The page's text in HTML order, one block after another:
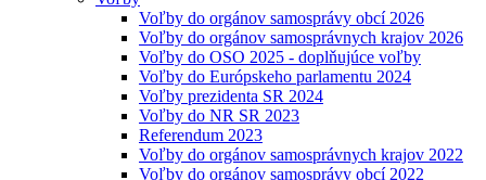
Voľby do orgánov samosprávy obcí 2026
Voľby do orgánov samosprávnych krajov 2026
Voľby do OSO 2025 - doplňujúce voľby
Voľby do Európskeho parlamentu 2024
Voľby prezidenta SR 2024
Voľby do NR SR 2023
Referendum 2023
Voľby do orgánov samosprávnych krajov 2022
Voľby do orgánov samosprávy obcí 2022